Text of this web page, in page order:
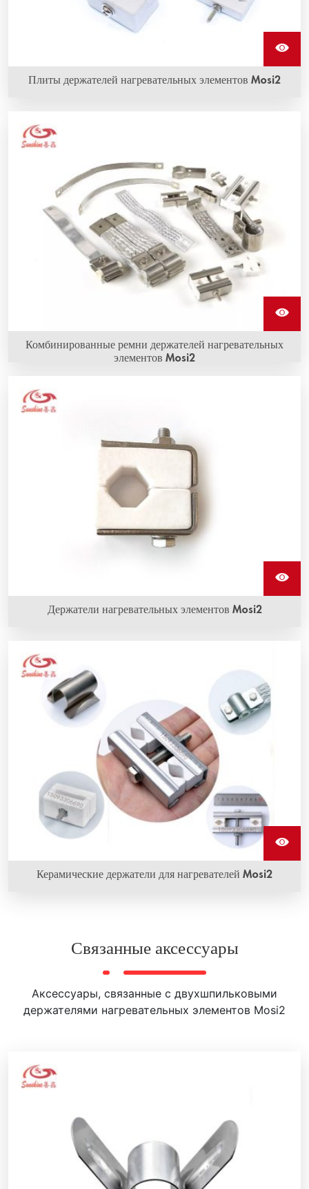
Плиты держателей нагревательных элементов Mosi2
Комбинированные ремни держателей нагревательных
элементов Mosi2
Держатели нагревательных элементов Mosi2
Керамические держатели для нагревателей Mosi2
Связанные аксессуары
Аксессуары, связанные с двухшпильковыми
держателями нагревательных элементов Mosi2